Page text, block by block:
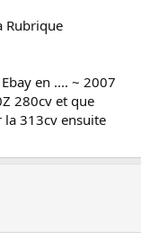
Rubrique
en .... ~ 2007
280cv et que
la 313cv ensuite